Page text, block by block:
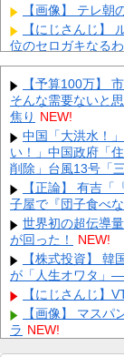
【画像】 テレ朝
【にじさんじ】
位のセロガキなる
パ... NEW!
横浜F・マリノ
を発表 横浜創業の
外国人「理解で
州人が困惑..獲得を
【凄すぎる】 力
ｗｗｗｗ NEW!
【悲報】 楽天
ｗｗｗ NEW!
【画像】 芦田愛
NEW!
【動画】 御当
ｗｗｗｗｗｗｗｗ
【悲報】 町のお
その分商品代を値
Powered by
【予算100万】
そんな需要ないと
焦り NEW!
中国「大洪水！
い！」中国政府「
削除」台風13号「
【正論】 有吉
子屋で『団子食べ
世界初の超伝導
が回った！
NEW!
【株式投資】
が「人生オワタ」
【にじさんじ】
【画像】 マス
ラ NEW!